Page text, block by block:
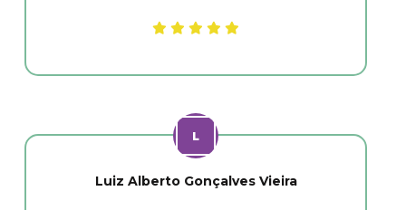
Luiz Alberto Gonçalves Vieira